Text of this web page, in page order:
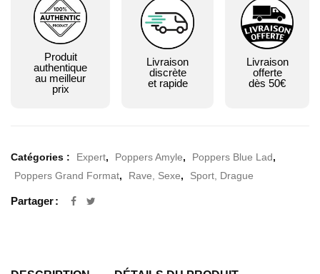
Produit
authentique
au meilleur
prix
Livraison
discrète
et rapide
Livraison
offerte
dès 50€
Catégories : Expert, Poppers Amyle, Poppers Blue Lad,
Poppers Grand Format, Rave, Sexe, Sport, Drague
Partager